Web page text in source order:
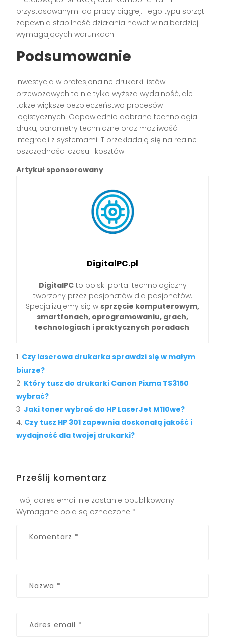
przystosowanymi do pracy ciągłej. Tego typu sprzęt
zapewnia stabilność działania nawet w najbardziej
wymagających warunkach.
Podsumowanie
Inwestycja w profesjonalne drukarki listów
przewozowych to nie tylko wyższa wydajność, ale
także większe bezpieczeństwo procesów
logistycznych. Odpowiednio dobrana technologia
druku, parametry techniczne oraz możliwość
integracji z systemami IT przekładają się na realne
oszczędności czasu i kosztów.
Artykuł sponsorowany
DigitalPC.pl
DigitalPCto polski portal technologiczny
tworzony przez pasjonatów dla pasjonatów.
Specjalizujemy się w sprzęcie komputerowym,
smartfonach, oprogramowaniu, grach,
technologiach i praktycznych poradach.
Czy laserowa drukarka sprawdzi się w małym
biurze?
Który tusz do drukarki Canon Pixma TS3150
wybrać?
Jaki toner wybrać do HP LaserJet M110we?
Czy tusz HP 301 zapewnia doskonałą jakość i
wydajność dla twojej drukarki?
Prześlij komentarz
Twój adres email nie zostanie opublikowany.
Wymagane pola są oznaczone *